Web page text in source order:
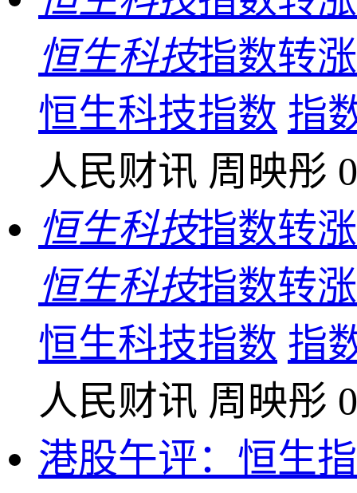
恒生科技指数转
恒生科技指数 指
人民财讯 周映彤
恒生科技指数转涨
恒生科技指数转
恒生科技指数 指
人民财讯 周映彤
港股午评：恒生